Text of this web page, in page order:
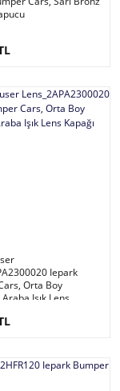
Iepark
Orta Boy
Işık Lens